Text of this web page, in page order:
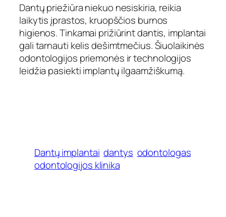
Dantų priežiūra niekuo nesiskiria, reikia
laikytis įprastos, kruopščios burnos
higienos. Tinkamai prižiūrint dantis, implantai
gali tarnauti kelis dešimtmečius. Šiuolaikinės
odontologijos priemonės ir technologijos
leidžia pasiekti implantų ilgaamžiškumą.
Dantų implantai dantys odontologas
odontologijos klinika